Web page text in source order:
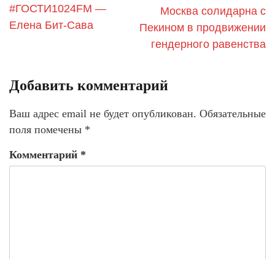
#ГОСТИ1024FM —
Елена Бит-Сава
Москва солидарна с
Пекином в продвижении
гендерного равенства
Добавить комментарий
Ваш адрес email не будет опубликован. Обязательные
поля помечены *
Комментарий *